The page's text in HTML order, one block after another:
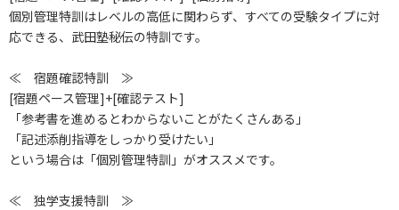
個別管理特訓はレベルの高低に関わらず、すべての受験タイプに対
応できる、武田塾秘伝の特訓です。
≪ 宿題確認特訓 ≫
[宿題ペース管理]+[確認テスト]
「参考書を進めるとわからないことがたくさんある」
「記述添削指導をしっかり受けたい」
という場合は「個別管理特訓」がオススメです。
≪ 独学支援特訓 ≫